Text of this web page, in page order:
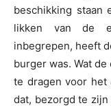
beschikking staan
likken van de
inbegrepen, heeft
burger was. Wat
te dragen voor het
dat, bezorgd te